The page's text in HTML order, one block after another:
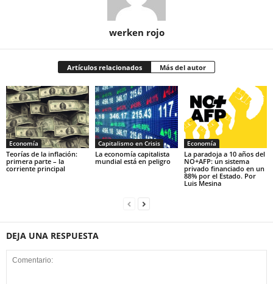
werken rojo
Artículos relacionados Más del autor
Economía
Teorías de la inflación:
primera parte – la
corriente principal
Capitalismo en Crisis
La economía capitalista
mundial está en peligro
Economía
La paradoja a 10 años del
NO+AFP: un sistema
privado financiado en un
88% por el Estado. Por
Luis Mesina
DEJA UNA RESPUESTA